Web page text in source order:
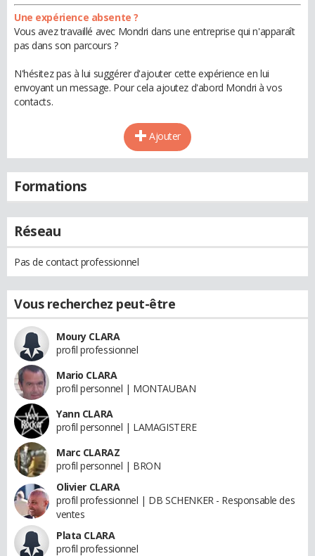
Une expérience absente ?
Vous avez travaillé avec Mondri dans une entreprise qui n'apparaît
pas dans son parcours ?
N'hésitez pas à lui suggérer d'ajouter cette expérience en lui
envoyant un message. Pour cela ajoutez d'abord Mondri à vos
contacts.
Ajouter
Formations
Réseau
Pas de contact professionnel
Vous recherchez peut-être
Moury CLARA
profil professionnel
Mario CLARA
profil personnel | MONTAUBAN
Yann CLARA
profil personnel | LAMAGISTERE
Marc CLARAZ
profil personnel | BRON
Olivier CLARA
profil professionnel | DB SCHENKER - Responsable des
ventes
Plata CLARA
profil professionnel